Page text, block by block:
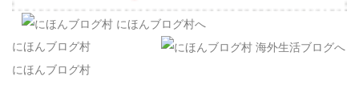
にほんブログ村
にほんブログ村